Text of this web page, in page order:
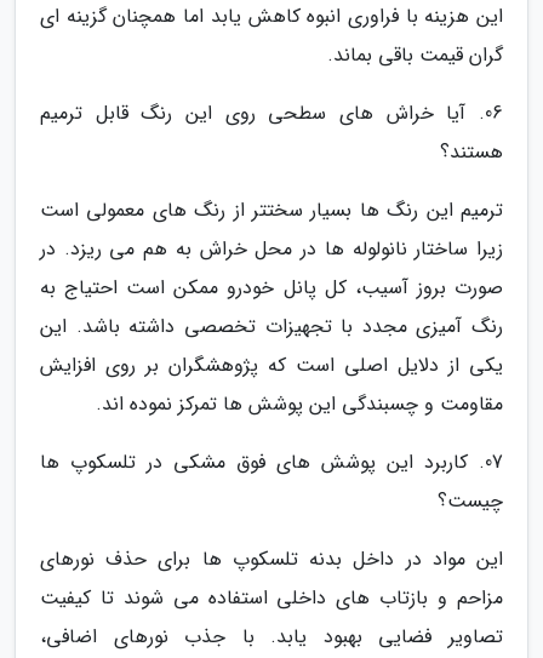
این هزینه با فراوری انبوه کاهش یابد اما همچنان گزینه ای
گران قیمت باقی بماند.
06. آیا خراش های سطحی روی این رنگ قابل ترمیم
هستند؟
ترمیم این رنگ ها بسیار سختتر از رنگ های معمولی است
زیرا ساختار نانولوله ها در محل خراش به هم می ریزد. در
صورت بروز آسیب، کل پانل خودرو ممکن است احتیاج به
رنگ آمیزی مجدد با تجهیزات تخصصی داشته باشد. این
یکی از دلایل اصلی است که پژوهشگران بر روی افزایش
مقاومت و چسبندگی این پوشش ها تمرکز نموده اند.
07. کاربرد این پوشش های فوق مشکی در تلسکوپ ها
چیست؟
این مواد در داخل بدنه تلسکوپ ها برای حذف نورهای
مزاحم و بازتاب های داخلی استفاده می شوند تا کیفیت
تصاویر فضایی بهبود یابد. با جذب نورهای اضافی،